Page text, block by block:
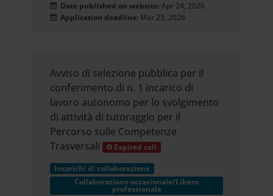
Date published on website:Apr 24, 2026
Application deadline: Mar 25, 2026
Avviso di selezione pubblica per il
conferimento di n. 1 incarico di
lavoro autonomo per lo svolgimento
di attività di tutoraggio per il
Percorso sulle Competenze
Trasversali
Expired call
Incarichi di collaborazione
Collaborazione occasionale/Libero
professionale